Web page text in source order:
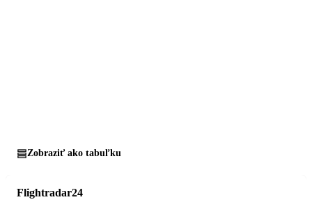
Zobraziť ako tabuľku
Flightradar24